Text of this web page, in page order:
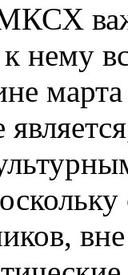
нему